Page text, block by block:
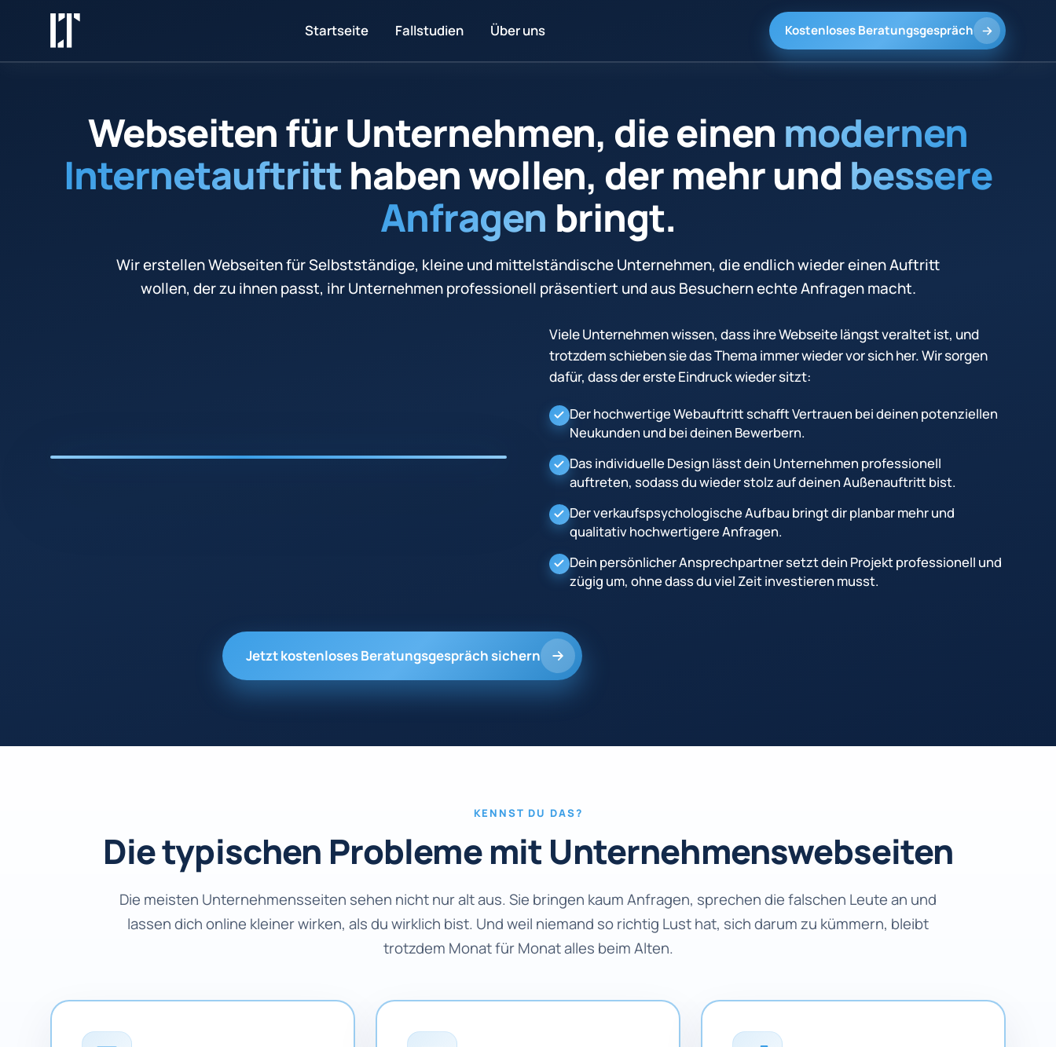
Startseite Fallstudien Über uns Kostenloses Beratungsgespräch
Webseiten für Unternehmen, die einen modernen
Internetauftritthaben wollen, der mehr und bessere
Anfragen bringt.
Wir erstellen Webseiten für Selbstständige, kleine und mittelständische Unternehmen, die endlich wieder einen Auftritt
wollen, der zu ihnen passt, ihr Unternehmen professionell präsentiert und aus Besuchern echte Anfragen macht.
Viele Unternehmen wissen, dass ihre Webseite längst veraltet ist, und
trotzdem schieben sie das Thema immer wieder vor sich her. Wir sorgen
dafür, dass der erste Eindruck wieder sitzt:
Der hochwertige Webauftritt schafft Vertrauen bei deinen potenziellen
Neukunden und bei deinen Bewerbern.
Das individuelle Design lässt dein Unternehmen professionell
auftreten, sodass du wieder stolz auf deinen Außenauftritt bist.
Der verkaufspsychologische Aufbau bringt dir planbar mehr und
qualitativ hochwertigere Anfragen.
Dein persönlicher Ansprechpartner setzt dein Projekt professionell und
zügig um, ohne dass du viel Zeit investieren musst.
Jetzt kostenloses Beratungsgespräch sichern
KENNST DU DAS?
Die typischen Probleme mit Unternehmens­webseiten
Die meisten Unternehmensseiten sehen nicht nur alt aus. Sie bringen kaum Anfragen, sprechen die falschen Leute an und
lassen dich online kleiner wirken, als du wirklich bist. Und weil niemand so richtig Lust hat, sich darum zu kümmern, bleibt
trotzdem Monat für Monat alles beim Alten.